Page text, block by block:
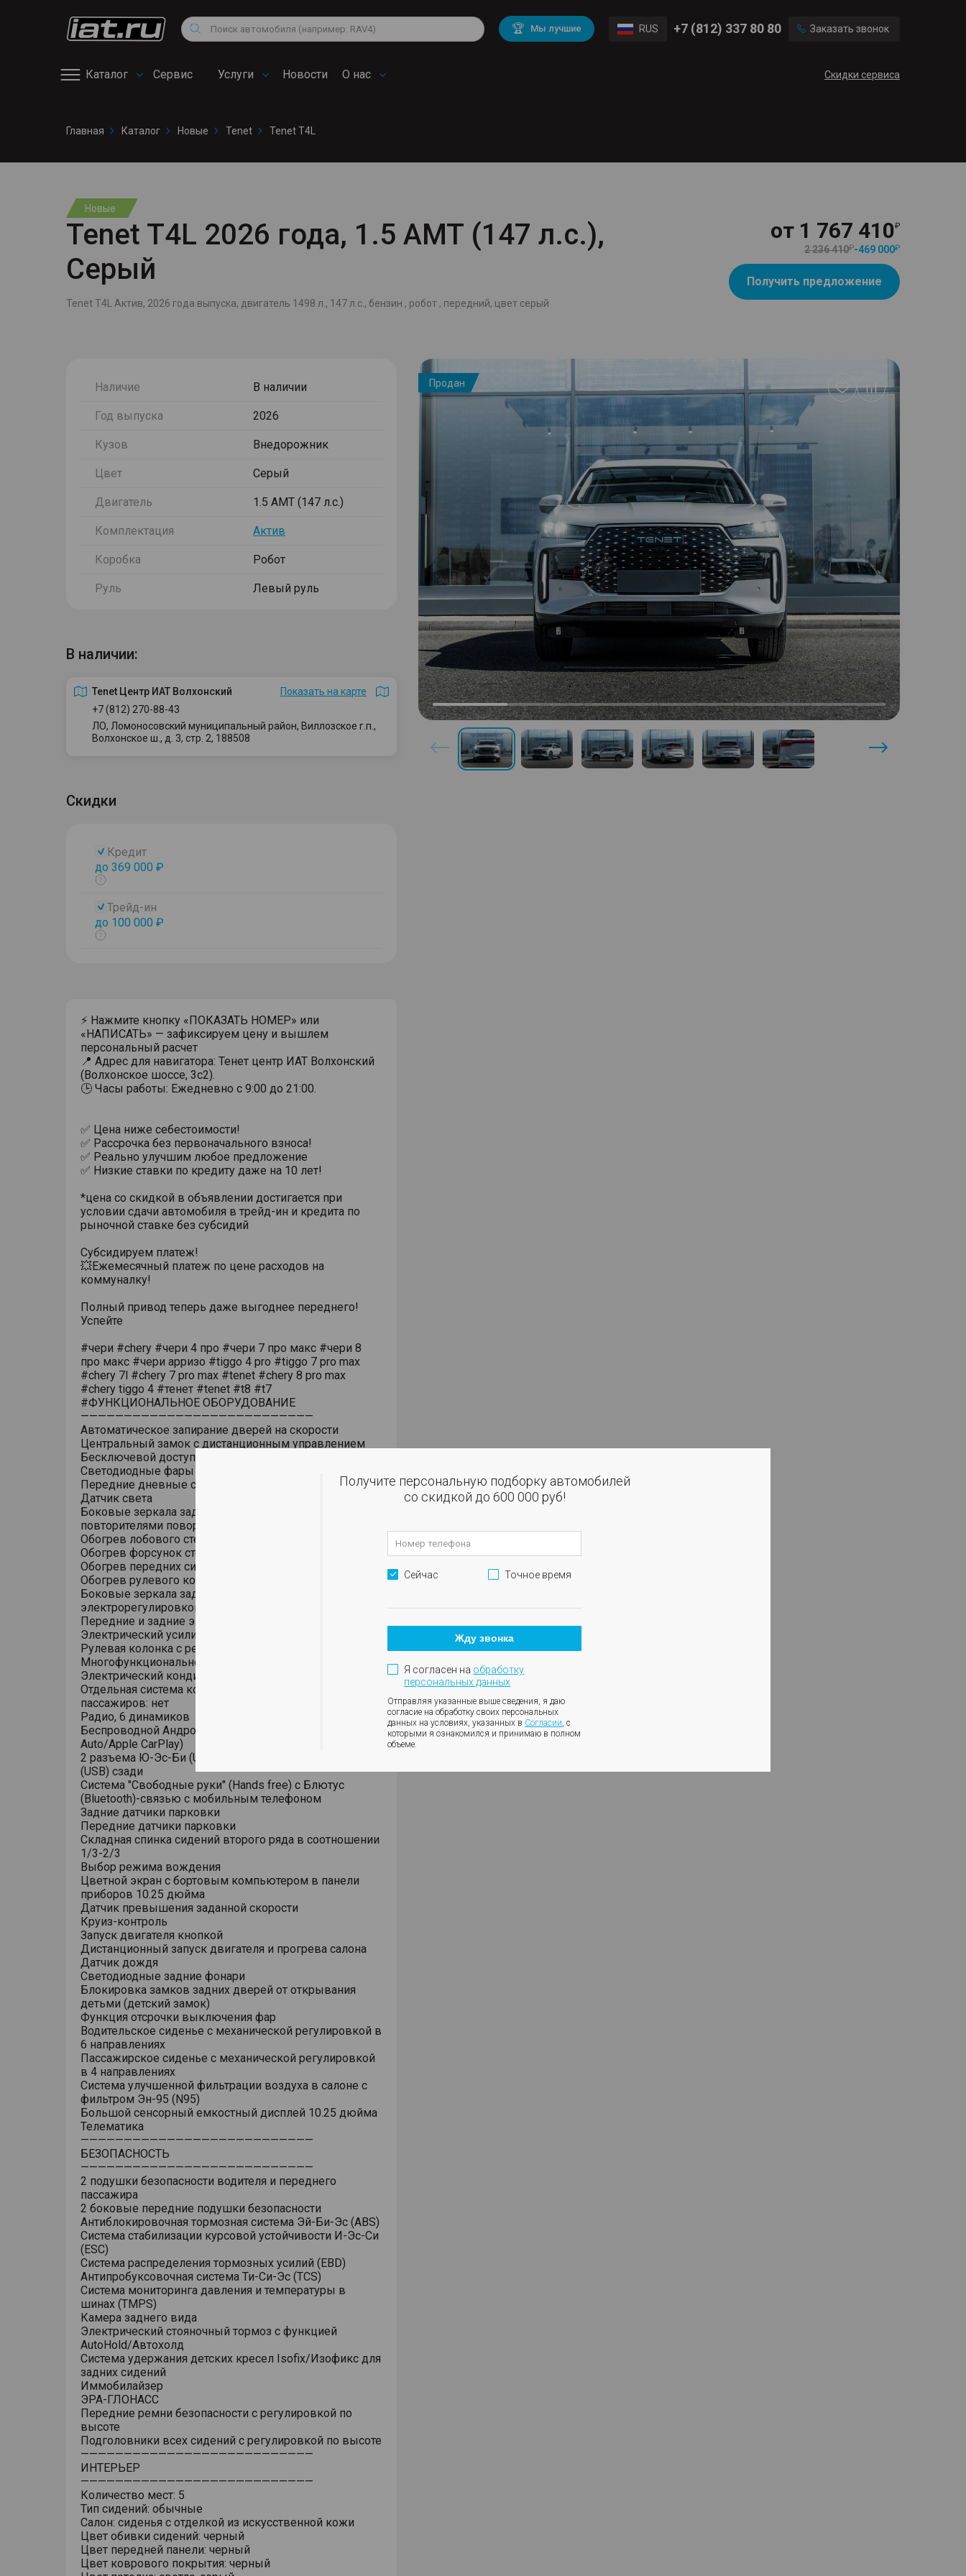
Поиск 🏆 Мы лучшие RUS +7 (812) 337 80 80 Заказать звонок
Каталог Сервис
сервис
Услуги Новости О нас Скидки сервиса
Снегоходы
Квадроциклы
Volkswagen
Mitsubishi BMW
Audi
Mercedes Benz Volvo
Главная Каталог Новые Tenet Tenet T4L
Новые
Tenet T4L 2026 года, 1.5 AMT (147 л.с.),
Серый
Tenet T4L Актив, 2026 года выпуска, двигатель 1498 л., 147 л.с., бензин , робот , передний, цвет серый
от 1 767 410
2 236 410 -469 000
Получить предложение
Наличие В наличии
Год выпуска 2026
Кузов Внедорожник
Цвет Серый
Двигатель 1.5 AMT (147 л.с.)
Комплектация Актив
Коробка Робот
Руль Левый руль
В наличии:
Tenet Центр ИАТ Волхонский
Показать на карте
+7 (812) 270-88-43
ЛО, Ломоносовский муниципальный район, Виллозское г.п.,
Волхонское ш., д. 3, стр. 2, 188508
Скидки
Кредит
до 369 000 ₽
Показать
Трейд-ин
до 100 000 ₽
Показать
⚡ Нажмите кнопку «ПОКАЗАТЬ НОМЕР» или
«НАПИСАТЬ» — зафиксируем цену и вышлем
персональный расчет
📍 Адрес для навигатора: Тенет центр ИАТ Волхонский
(Волхонское шоссе, 3с2).
🕒 Часы работы: Ежедневно с 9:00 до 21:00.
✅ Цена ниже себестоимости!
✅ Рассрочка без первоначального взноса!
✅ Реально улучшим любое предложение
✅ Низкие ставки по кредиту даже на 10 лет!
*цена со скидкой в объявлении достигается при
условии сдачи автомобиля в трейд-ин и кредита по
рыночной ставке без субсидий
Субсидируем платеж!
💥Ежемесячный платеж по цене расходов на
коммуналку!
Полный привод теперь даже выгоднее переднего!
Успейте
#чери #chery #чери 4 про #чери 7 про макс #чери 8
про макс #чери арризо #tiggo 4 pro #tiggo 7 pro max
#chery 7l #chery 7 pro max #tenet #chery 8 pro max
#chery tiggo 4 #тенет #tenet #t8 #t7
#ФУНКЦИОНАЛЬНОЕ ОБОРУДОВАНИЕ
———————————————————————————
Автоматическое запирание дверей на скорости
Центральный замок с дистанционным управлением
Бесключевой доступ (ключ в кармане)
Светодиодные фары основного света
Передние дневные светодиодные ходовые огни
Датчик света
Боковые зеркала заднего вида с обогревом,
повторителями поворотов
Обогрев лобового стекла
Обогрев форсунок стеклоомывателя
Обогрев передних сидений
Обогрев рулевого колеса
Боковые зеркала заднего вида с
электрорегулировкой
Передние и задние электростеклоподъемники
Электрический усилитель рулевого управления
Рулевая колонка с регулировкой в 4 направлениях
Многофункциональное рулевое колесо
Электрический кондиционер
Отдельная система кондиционирования для
пассажиров: нет
Радио, 6 динамиков
Беспроводной Андроид Ауто/Эппл Карплей (Android
Auto/Apple CarPlay)
2 разъема Ю-Эс-Би (USB) спереди, 1 разъем Ю-Эс-Би
(USB) сзади
Система "Свободные руки" (Hands free) с Блютус
(Bluetooth)-связью с мобильным телефоном
Задние датчики парковки
Передние датчики парковки
Складная спинка сидений второго ряда в соотношении
1/3-2/3
Выбор режима вождения
Цветной экран с бортовым компьютером в панели
приборов 10.25 дюйма
Датчик превышения заданной скорости
Круиз-контроль
Запуск двигателя кнопкой
Дистанционный запуск двигателя и прогрева салона
Датчик дождя
Светодиодные задние фонари
Блокировка замков задних дверей от открывания
детьми (детский замок)
Функция отсрочки выключения фар
Водительское сиденье с механической регулировкой в
6 направлениях
Пассажирское сиденье с механической регулировкой
в 4 направлениях
Система улучшенной фильтрации воздуха в салоне с
фильтром Эн-95 (N95)
Большой сенсорный емкостный дисплей 10.25 дюйма
Телематика
———————————————————————————
БЕЗОПАСНОСТЬ
———————————————————————————
2 подушки безопасности водителя и переднего
пассажира
2 боковые передние подушки безопасности
Антиблокировочная тормозная система Эй-Би-Эс (ABS)
Система стабилизации курсовой устойчивости И-Эс-Си
(ESC)
Система распределения тормозных усилий (EBD)
Антипробуксовочная система Ти-Си-Эс (TCS)
Система мониторинга давления и температуры в
шинах (TMPS)
Камера заднего вида
Электрический стояночный тормоз с функцией
AutoHold/Автохолд
Система удержания детских кресел Isofix/Изофикс для
задних сидений
Иммобилайзер
ЭРА-ГЛОНАСС
Передние ремни безопасности с регулировкой по
высоте
Подголовники всех сидений с регулировкой по высоте
———————————————————————————
ИНТЕРЬЕР
———————————————————————————
Количество мест: 5
Тип сидений: обычные
Салон: сиденья с отделкой из искусственной кожи
Цвет обивки сидений: черный
Цвет передней панели: черный
Цвет коврового покрытия: черный
Продан
Добавить
в
Получите персональную подборку автомобилей
со скидкой до 600 000 руб!
Сейчас Точное время
Жду звонка
Я согласен на обработку
персональных данных
Отправляя указанные выше сведения, я даю
согласие на обработку своих персональных
данных на условиях, указанных в Согласии, с
которыми я ознакомился и принимаю в полном
объеме.